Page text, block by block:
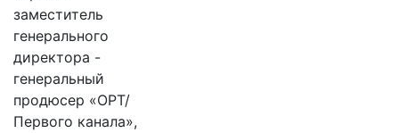
заместитель
генерального
директора -
генеральный
продюсер «ОРТ/
Первого канала»,